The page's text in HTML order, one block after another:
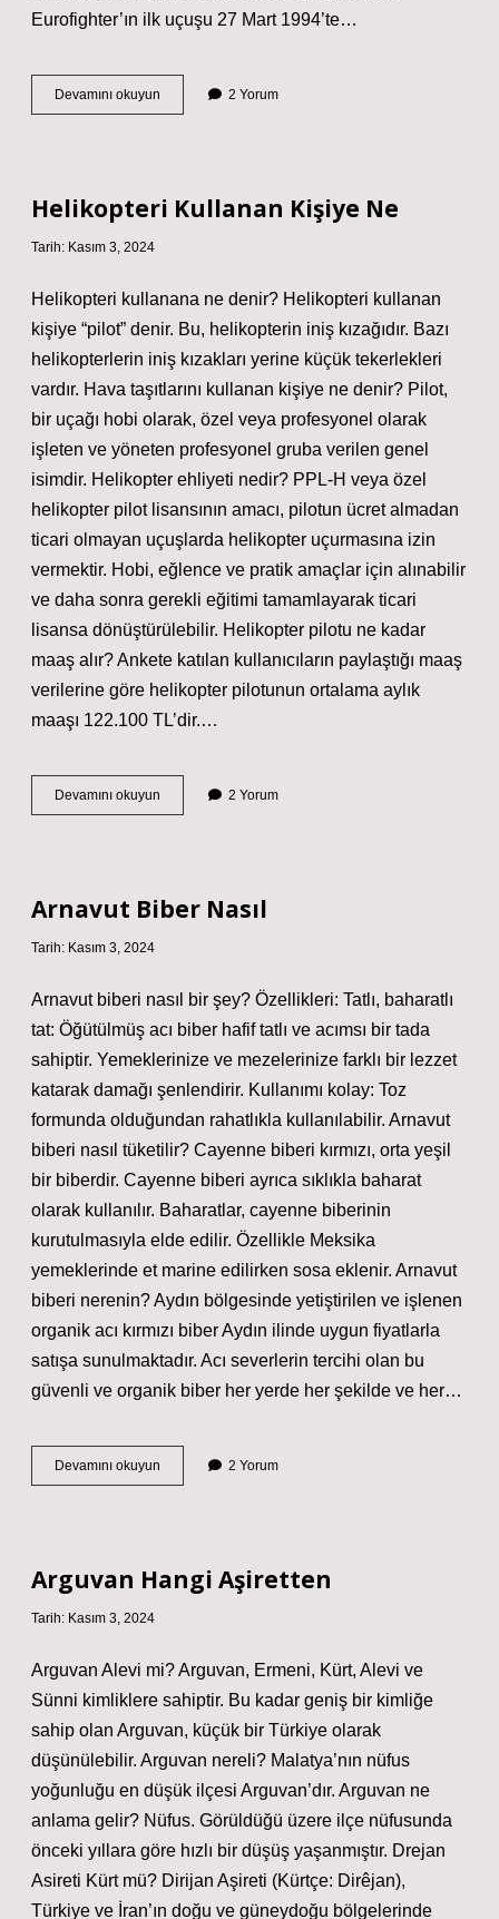
Eurofighter’ın ilk uçuşu 27 Mart 1994’te…
Devamını okuyun
Ülkeler
2 Yorum
Helikopteri Kullanan Kişiye Ne
Tarih: Kasım 3, 2024
Helikopteri kullanana ne denir? Helikopteri kullanan
kişiye “pilot” denir. Bu, helikopterin iniş kızağıdır. Bazı
helikopterlerin iniş kızakları yerine küçük tekerlekleri
vardır. Hava taşıtlarını kullanan kişiye ne denir? Pilot,
bir uçağı hobi olarak, özel veya profesyonel olarak
işleten ve yöneten profesyonel gruba verilen genel
isimdir. Helikopter ehliyeti nedir? PPL-H veya özel
helikopter pilot lisansının amacı, pilotun ücret almadan
ticari olmayan uçuşlarda helikopter uçurmasına izin
vermektir. Hobi, eğlence ve pratik amaçlar için alınabilir
ve daha sonra gerekli eğitimi tamamlayarak ticari
lisansa dönüştürülebilir. Helikopter pilotu ne kadar
maaş alır? Ankete katılan kullanıcıların paylaştığı maaş
verilerine göre helikopter pilotunun ortalama aylık
maaşı 122.100 TL’dir.…
Devamını okuyun Helikopteri
Kullanan
2 Yorum
Arnavut Biber Nasıl
Tarih: Kasım 3, 2024
Arnavut biberi nasıl bir şey? Özellikleri: Tatlı, baharatlı
tat: Öğütülmüş acı biber hafif tatlı ve acımsı bir tada
sahiptir. Yemeklerinize ve mezelerinize farklı bir lezzet
katarak damağı şenlendirir. Kullanımı kolay: Toz
formunda olduğundan rahatlıkla kullanılabilir. Arnavut
biberi nasıl tüketilir? Cayenne biberi kırmızı, orta yeşil
bir biberdir. Cayenne biberi ayrıca sıklıkla baharat
olarak kullanılır. Baharatlar, cayenne biberinin
kurutulmasıyla elde edilir. Özellikle Meksika
yemeklerinde et marine edilirken sosa eklenir. Arnavut
biberi nerenin? Aydın bölgesinde yetiştirilen ve işlenen
organik acı kırmızı biber Aydın ilinde uygun fiyatlarla
satışa sunulmaktadır. Acı severlerin tercihi olan bu
güvenli ve organik biber her yerde her şekilde ve her…
Devamını okuyun
Biber
2 Yorum
Arguvan Hangi Aşiretten
Tarih: Kasım 3, 2024
Arguvan Alevi mi? Arguvan, Ermeni, Kürt, Alevi ve
Sünni kimliklere sahiptir. Bu kadar geniş bir kimliğe
sahip olan Arguvan, küçük bir Türkiye olarak
düşünülebilir. Arguvan nereli? Malatya’nın nüfus
yoğunluğu en düşük ilçesi Arguvan’dır. Arguvan ne
anlama gelir? Nüfus. Görüldüğü üzere ilçe nüfusunda
önceki yıllara göre hızlı bir düşüş yaşanmıştır. Drejan
Asireti Kürt mü? Dirijan Aşireti (Kürtçe: Dirêjan),
Türkiye ve İran’ın doğu ve güneydoğu bölgelerinde